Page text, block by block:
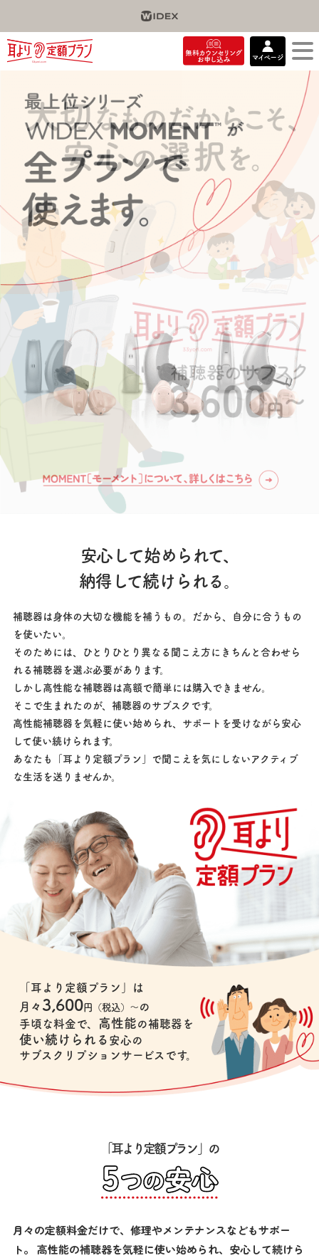
安心して始められて、
納得して続けられる。
補聴器は身体の大切な機能を補うもの。だから、自分に合うもの
を使いたい。
そのためには、ひとりひとり異なる聞こえ方にきちんと合わせら
れる補聴器を選ぶ必要があります。
しかし高性能な補聴器は高額で簡単には購入できません。
そこで生まれたのが、補聴器のサブスクです。
高性能補聴器を気軽に使い始められ、サポートを受けながら安心
して使い続けられます。
あなたも「耳より定額プラン」で聞こえを気にしないアクティブ
な生活を送りませんか。
「耳より定額プラン」は
月々 3,600円（税込）～ の
手頃な料金で、 高性能の補聴器を
使い続けられる 安心の
サブスクリプションサービスです。
「耳より定額プラン」の
月々の定額料金だけで、修理やメンテナンスなどもサポー
ト。
高性能の補聴器を気軽に使い始められ、安心して続けら